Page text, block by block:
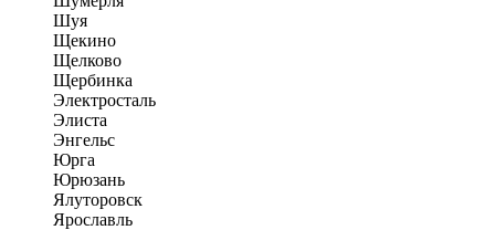
Шуя
Щекино
Щелково
Щербинка
Электросталь
Элиста
Энгельс
Юрга
Юрюзань
Ялуторовск
Ярославль